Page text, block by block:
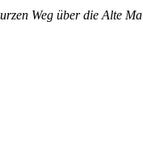
Weg über die Alte